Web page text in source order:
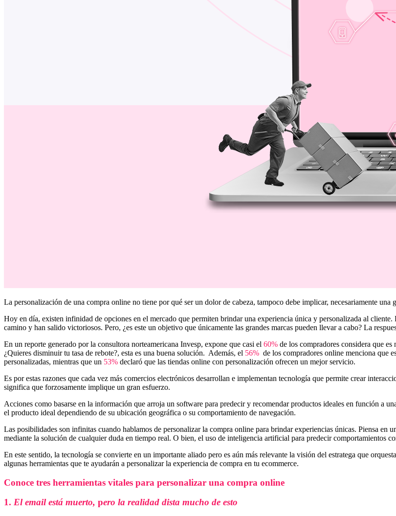
La personalización de una compra online no tiene por qué ser un dolor de cabeza, tampoco debe implicar, necesariamente
Hoy en día, existen infinidad de opciones en el mercado que permiten brindar una experiencia única y personalizada al
camino y han salido victoriosos. Pero, ¿es este un objetivo que únicamente las grandes marcas pueden llevar a cabo? La
En un reporte generado por la consultora norteamericana Invesp, expone que casi el 60% de los compradores considera que
¿Quieres disminuir tu tasa de rebote?, esta es una buena solución. Además, el 56% de los compradores online menciona que
personalizadas, mientras que un 53% declaró que las tiendas online con personalización ofrecen un mejor servicio.
Es por estas razones que cada vez más comercios electrónicos desarrollan e implementan tecnología que permite crear
significa que forzosamente implique un gran esfuerzo.
Acciones como basarse en la información que arroja un software para predecir y recomendar productos ideales en función a
el producto ideal dependiendo de su ubicación geográfica o su comportamiento de navegación.
Las posibilidades son infinitas cuando hablamos de personalizar la compra online para brindar experiencias únicas. Piensa en
mediante la solución de cualquier duda en tiempo real. O bien, el uso de inteligencia artificial para predecir comportamientos
En este sentido, la tecnología se convierte en un importante aliado pero es aún más relevante la visión del estratega que
algunas herramientas que te ayudarán a personalizar la experiencia de compra en tu ecommerce.
Conoce tres herramientas vitales para personalizar una compra online
1. El email está muerto, pero la realidad dista mucho de esto